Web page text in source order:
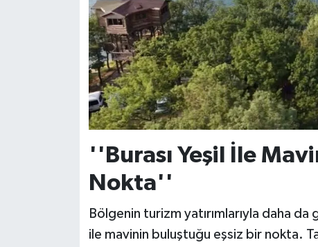
''Burası Yeşil İle
Nokta''
Bölgenin turizm yatırımlarıyla daha
ile mavinin buluştuğu eşsiz bir nokta.